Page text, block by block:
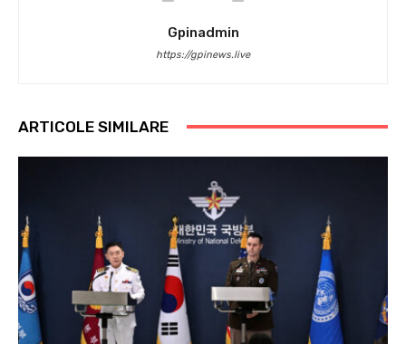
Gpinadmin
https://gpinews.live
ARTICOLE SIMILARE